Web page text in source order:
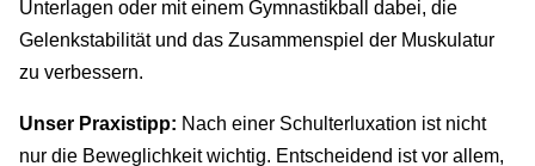
Unterlagen oder mit einem Gymnastikball dabei, die
Gelenkstabilität und das Zusammenspiel der Muskulatur
zu verbessern.
Unser Praxistipp: Nach einer Schulterluxation ist nicht
nur die Beweglichkeit wichtig. Entscheidend ist vor allem,